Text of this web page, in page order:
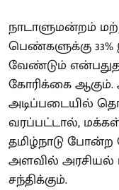
நாடாளுமன்றம்
பெண்களுக்கு
வேண்டும்
கோரிக்கை
அடிப்படையில்
வரப்பட்டால்,
தமிழ்நாடு
அளவில் அரசியல்
சந்திக்கும்.